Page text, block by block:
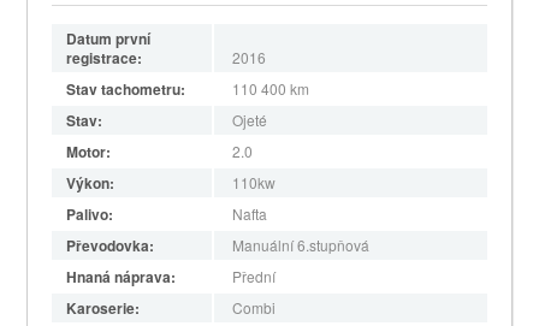
Datum první
registrace:
2016
Stav tachometru: 110 400 km
Stav: Ojeté
Motor: 2.0
Výkon: 110kw
Palivo: Nafta
Převodovka: Manuální 6.stupňová
Hnaná náprava: Přední
Karoserie: Combi